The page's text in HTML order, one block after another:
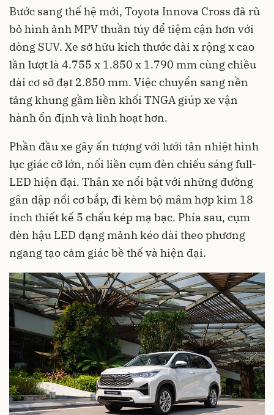
Bước sang thế hệ mới, Toyota Innova Cross đã rũ
bỏ hình ảnh MPV thuần túy để tiệm cận hơn với
dòng SUV. Xe sở hữu kích thước dài x rộng x cao
lần lượt là 4.755 x 1.850 x 1.790 mm cùng chiều
dài cơ sở đạt 2.850 mm. Việc chuyển sang nền
tảng khung gầm liền khối TNGA giúp xe vận
hành ổn định và linh hoạt hơn.
Phần đầu xe gây ấn tượng với lưới tản nhiệt hình
lục giác cỡ lớn, nối liền cụm đèn chiếu sáng full-
LED hiện đại. Thân xe nổi bật với những đường
gân dập nổi cơ bắp, đi kèm bộ mâm hợp kim 18
inch thiết kế 5 chấu kép mạ bạc. Phía sau, cụm
đèn hậu LED dạng mảnh kéo dài theo phương
ngang tạo cảm giác bề thế và hiện đại.